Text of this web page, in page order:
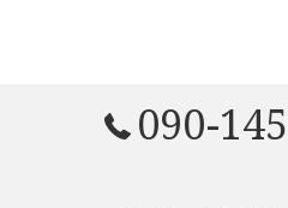
090-